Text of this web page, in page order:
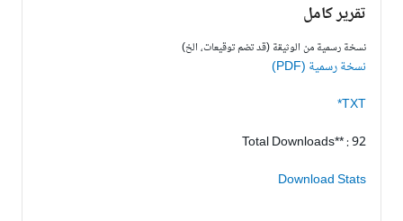
تقرير كامل
نسخة رسمية من الوثيقة (قد تضم توقيعات، الخ)
نسخة رسمية (PDF)
TXT*
Total Downloads** : 92
Download Stats